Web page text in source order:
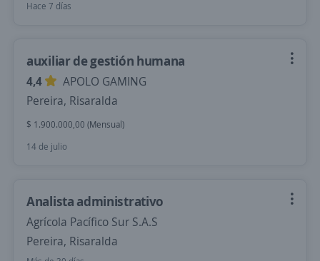
Hace 7 días
auxiliar de gestión humana
4,4
APOLO GAMING
Pereira, Risaralda
$ 1.900.000,00 (Mensual)
14 de julio
Analista administrativo
Agrícola Pacífico Sur S.A.S
Pereira, Risaralda